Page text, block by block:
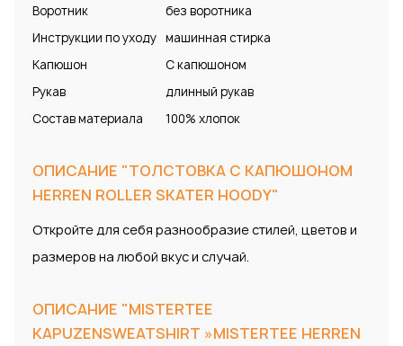
Воротник
без воротника
Инструкции по уходу машинная стирка
Капюшон
С капюшоном
Рукав
длинный рукав
Состав материала
100% хлопок
ОПИСАНИЕ "ТОЛСТОВКА С КАПЮШОНОМ
HERREN ROLLER SKATER HOODY"
Откройте для себя разнообразие стилей, цветов и
размеров на любой вкус и случай.
ОПИСАНИЕ "MISTERTEE
KAPUZENSWEATSHIRT »MISTERTEE HERREN